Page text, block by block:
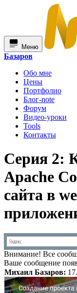
Меню
Базаров
Обо мне
Цены
Портфолио
Блог-note
Форум
Видео-уроки
Tools
Контакты
Серия 2:
Apache
сайта в
Внимание! Все
Ваше сообщение
Михаил Базаров: